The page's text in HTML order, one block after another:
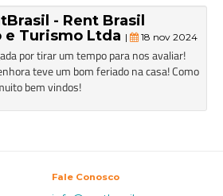
- Rent Brasil
Turismo Ltda | 18 nov 2024
por tirar um tempo para nos avaliar!
teve um bom feriado na casa! Como
bem vindos!
Fale Conosco